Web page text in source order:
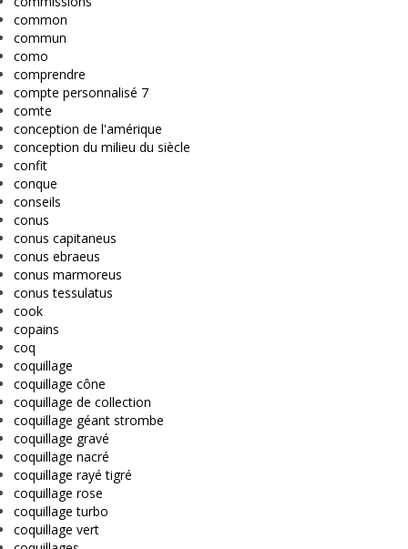
common
commun
como
comprendre
compte personnalisé 7
comte
conception de l'amérique
conception du milieu du siècle
confit
conque
conseils
conus
conus capitaneus
conus ebraeus
conus marmoreus
conus tessulatus
cook
copains
coq
coquillage
coquillage cône
coquillage de collection
coquillage géant strombe
coquillage gravé
coquillage nacré
coquillage rayé tigré
coquillage rose
coquillage turbo
coquillage vert